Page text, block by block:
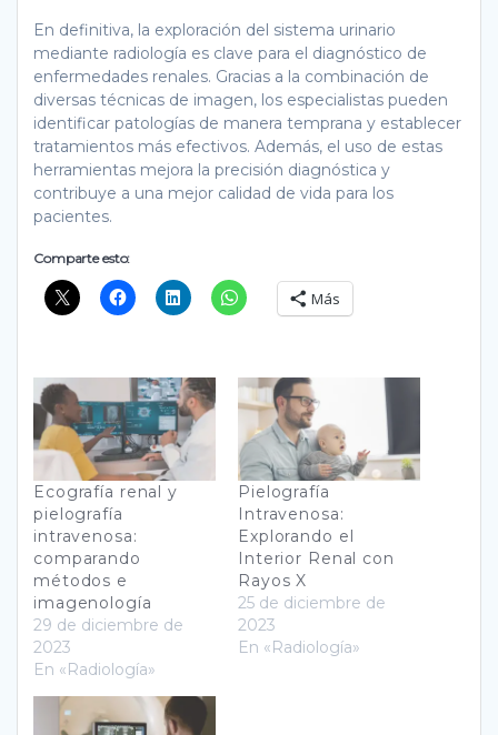
En definitiva, la exploración del sistema urinario
mediante radiología es clave para el diagnóstico de
enfermedades renales. Gracias a la combinación de
diversas técnicas de imagen, los especialistas pueden
identificar patologías de manera temprana y establecer
tratamientos más efectivos. Además, el uso de estas
herramientas mejora la precisión diagnóstica y
contribuye a una mejor calidad de vida para los
pacientes.
Comparte esto:
Más
Ecografía renal y
pielografía
intravenosa:
comparando
métodos e
imagenología
29 de diciembre de
2023
En «Radiología»
Pielografía
Intravenosa:
Explorando el
Interior Renal con
Rayos X
25 de diciembre de
2023
En «Radiología»